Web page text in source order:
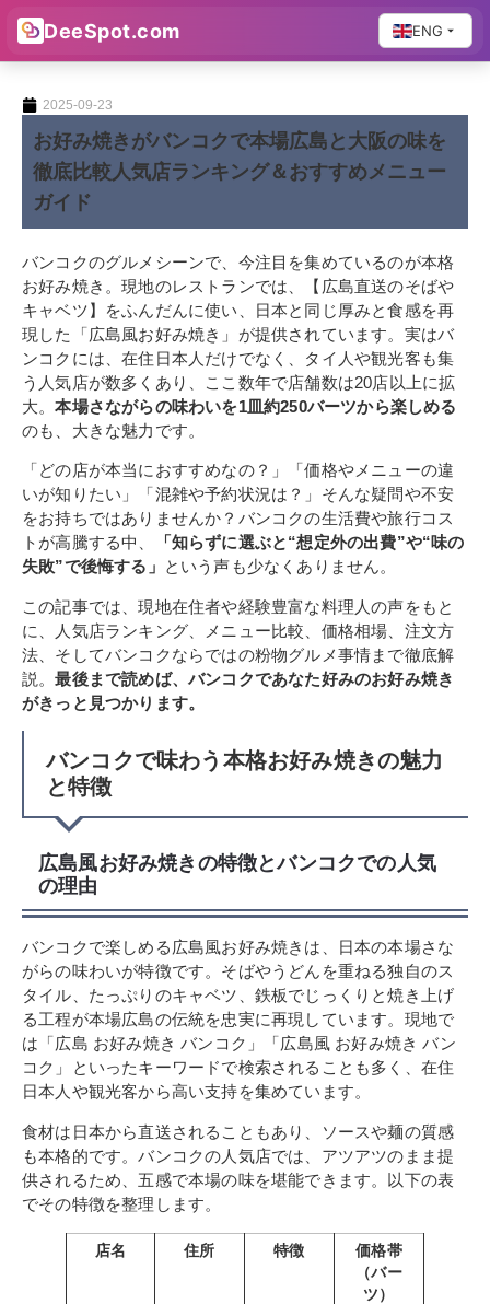
DeeSpot.com ENG
2025-09-23
お好み焼きがバンコクで本場広島と大阪の味を
徹底比較人気店ランキング＆おすすめメニュー
ガイド
バンコクのグルメシーンで、今注目を集めているのが本格
お好み焼き。現地のレストランでは、【広島直送のそばや
キャベツ】をふんだんに使い、日本と同じ厚みと食感を再
現した「広島風お好み焼き」が提供されています。実はバ
ンコクには、在住日本人だけでなく、タイ人や観光客も集
う人気店が数多くあり、ここ数年で店舗数は20店以上に拡
大。本場さながらの味わいを1皿約250バーツから楽しめる
のも、大きな魅力です。
「どの店が本当におすすめなの？」「価格やメニューの違
いが知りたい」「混雑や予約状況は？」そんな疑問や不安
をお持ちではありませんか？バンコクの生活費や旅行コス
トが高騰する中、
「知らずに選ぶと“想定外の出費”や“味の
失敗”で後悔する」 という声も少なくありません。
この記事では、現地在住者や経験豊富な料理人の声をもと
に、人気店ランキング、メニュー比較、価格相場、注文方
法、そしてバンコクならではの粉物グルメ事情まで徹底解
説。最後まで読めば、バンコクであなた好みのお好み焼き
がきっと見つかります。
バンコクで味わう本格お好み焼きの魅力
と特徴
広島風お好み焼きの特徴とバンコクでの人気
の理由
バンコクで楽しめる広島風お好み焼きは、日本の本場さな
がらの味わいが特徴です。そばやうどんを重ねる独自のス
タイル、たっぷりのキャベツ、鉄板でじっくりと焼き上げ
る工程が本場広島の伝統を忠実に再現しています。現地で
は「広島 お好み焼き バンコク」「広島風 お好み焼き バン
コク」といったキーワードで検索されることも多く、在住
日本人や観光客から高い支持を集めています。
食材は日本から直送されることもあり、ソースや麺の質感
も本格的です。バンコクの人気店では、アツアツのまま提
供されるため、五感で本場の味を堪能できます。以下の表
でその特徴を整理します。
店名 住所 特徴
価格帯
（バー
ツ）